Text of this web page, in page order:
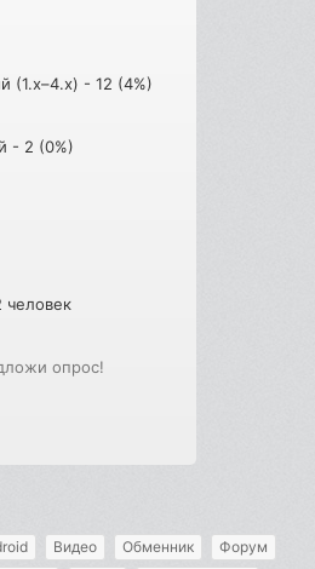
(1.x–4.x) - 12 (4%)
- 2 (0%)
человек
опрос!
Видео Обменник Форум